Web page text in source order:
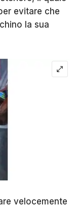
evitare che
la sua
velocemente